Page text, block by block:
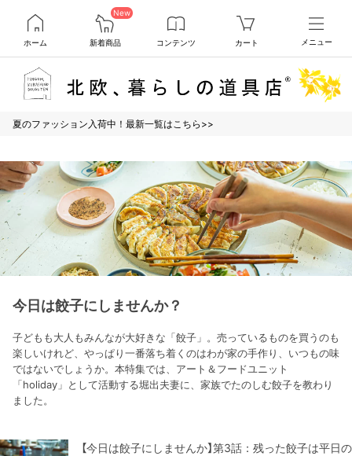
ホーム
New
新着商品 コンテンツ カート メニュー
夏のファッション入荷中！最新一覧はこちら>>
今日は餃子にしませんか？
子どもも大人もみんなが大好きな「餃子」。売っているものを買うのも
楽しいけれど、やっぱり一番落ち着くのはわが家の手作り、いつもの味
ではないでしょうか。本特集では、アート＆フードユニット
「holiday」として活動する堀出夫妻に、家族でたのしむ餃子を教わり
ました。
【今日は餃子にしませんか】第3話：残った餃子は平日の